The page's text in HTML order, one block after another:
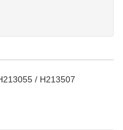
/ H213507